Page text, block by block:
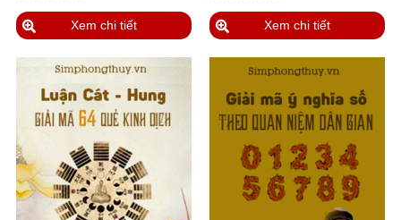
Xem chi tiết Xem chi tiết